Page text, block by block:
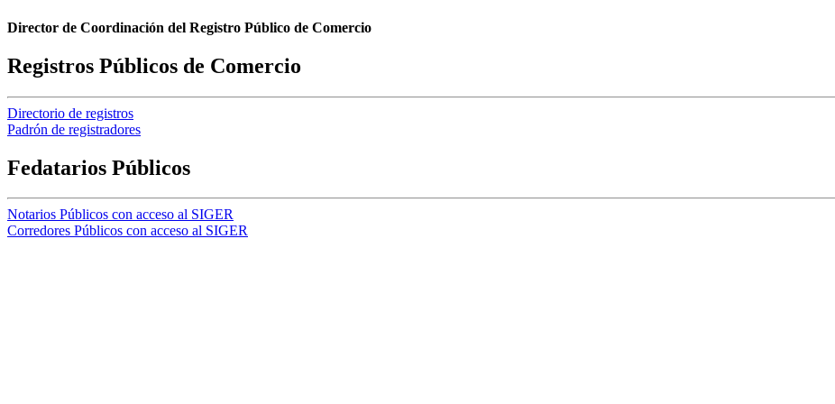
Director de Coordinación del Registro Público de Comercio
Registros Públicos de Comercio
Directorio de registros
Padrón de registradores
Fedatarios Públicos
Notarios Públicos con acceso al SIGER
Corredores Públicos con acceso al SIGER